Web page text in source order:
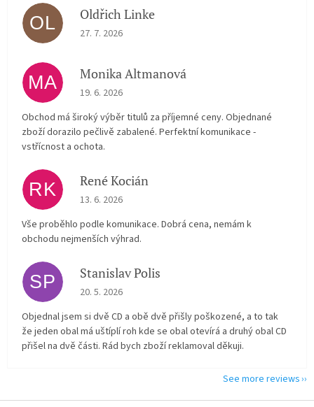
OL Oldřich Linke
The store rating is 5 out of 5 stars.
27. 7. 2026
MA Monika Altmanová
The store rating is 5 out of 5 stars.
19. 6. 2026
Obchod má široký výběr titulů za příjemné ceny. Objednané
zboží dorazilo pečlivě zabalené. Perfektní komunikace -
vstřícnost a ochota.
RK René Kocián
The store rating is 5 out of 5 stars.
13. 6. 2026
Vše proběhlo podle komunikace. Dobrá cena, nemám k
obchodu nejmenších výhrad.
SP Stanislav Polis
The store rating is 2 out of 5 stars.
20. 5. 2026
Objednal jsem si dvě CD a obě dvě přišly poškozené, a to tak
že jeden obal má uštíplí roh kde se obal otevírá a druhý obal CD
přišel na dvě části. Rád bych zboží reklamoval děkuji.
See more reviews